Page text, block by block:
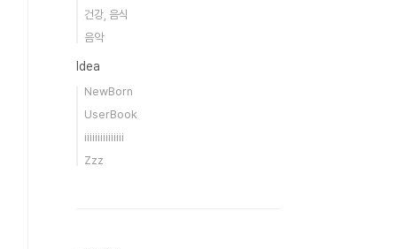
건강, 음식
음악
Idea
NewBorn
UserBook
iiiiiiiiiiiiiii
Zzz